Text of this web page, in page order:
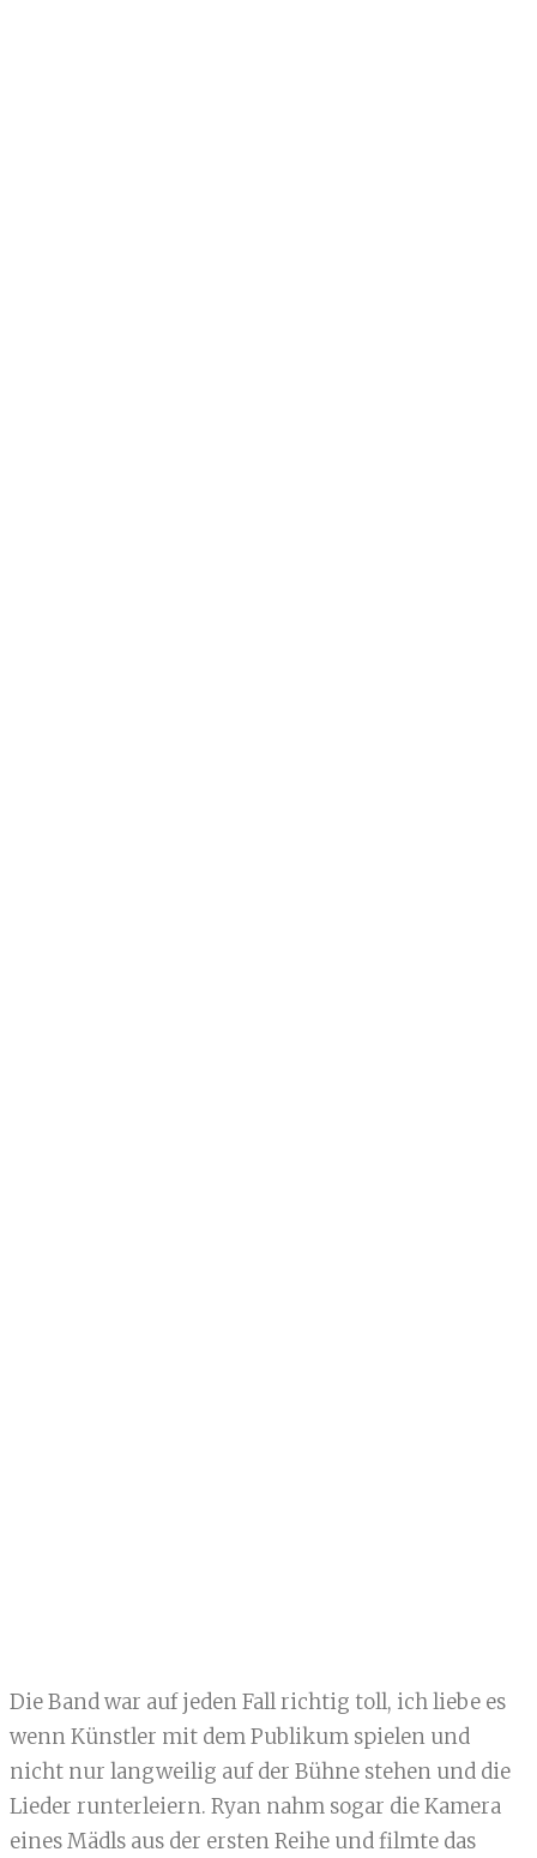
Die Band war auf jeden Fall richtig toll, ich liebe es
wenn Künstler mit dem Publikum spielen und
nicht nur langweilig auf der Bühne stehen und die
Lieder runterleiern. Ryan nahm sogar die Kamera
eines Mädls aus der ersten Reihe und filmte das